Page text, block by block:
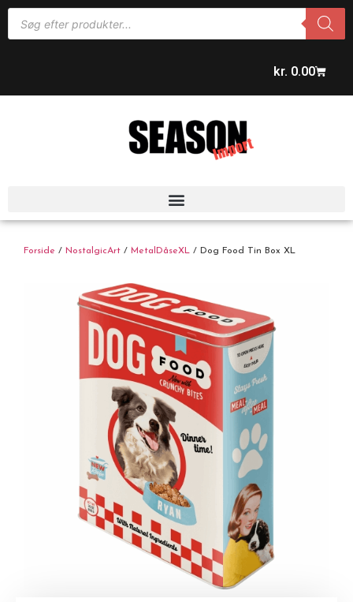
kr. 0.00
Forside / NostalgicArt / MetalDåseXL / Dog Food Tin Box XL